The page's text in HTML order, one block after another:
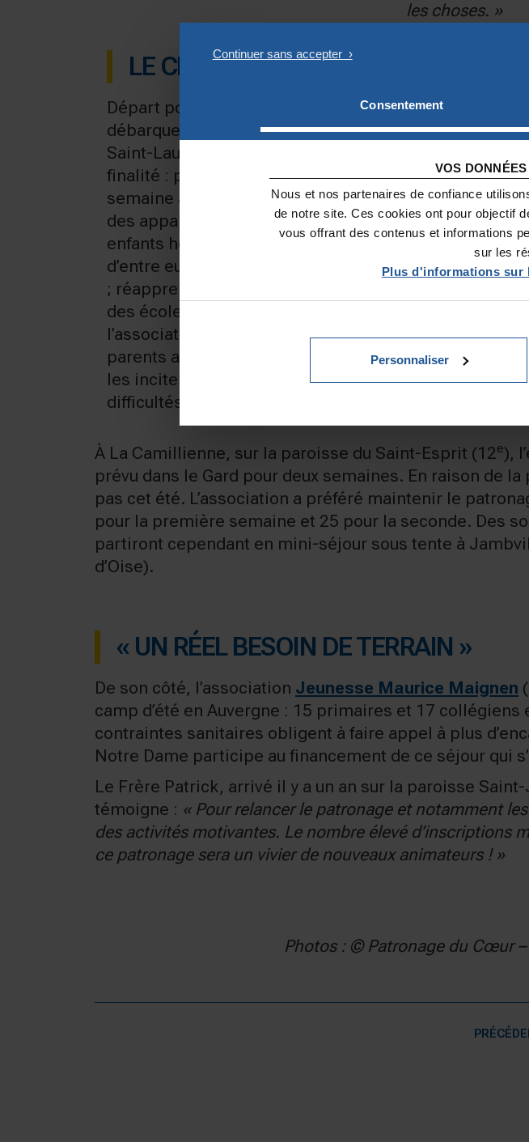
Consentement
VOS
Nous et nos partenaires de confiance
de notre site. Ces cookies ont pour objectif
vous offrant des contenus et informations
sur les
Plus d'informations sur
Personnaliser
les choses. »
LE CHOIX DE LA PROXIMITÉ
Départ pour la Normandie et les plages du
débarquement pour une vingtaine de jeunes de l’ACEL
Saint-Laurent (10
finalité : permettre aux parents de souffler durant une
semaine après les deux mois de confinement dans
des appartements parfois exigus ; emmener les
enfants hors de Paris, au grand air (pour beaucoup
d’entre eux il s’agira de la seule sortie de Paris de l’été)
; réapprendre la vie en collectivité (avec la fermeture
des écoles depuis la mi-mars). La directrice de
l’association a rencontré personnellement tous les
parents afin de bien comprendre leur situation et de
les inciter à inscrire leurs enfants malgré leurs
difficultés financières.
À La Camillienne, sur la paroisse du Saint-Esprit (12e),
prévu dans le Gard pour deux semaines. En raison de
pas cet été. L’association a préféré maintenir le
pour la première semaine et 25 pour la seconde. Des
partiront cependant en mini-séjour sous tente à
d’Oise).
« UN RÉEL BESOIN DE TERRAIN »
De son côté, l’association Jeunesse Maurice Maignen
camp d’été en Auvergne : 15 primaires et 17
contraintes sanitaires obligent à faire appel à plus
Notre Dame participe au financement de ce séjour qui
Le Frère Patrick, arrivé il y a un an sur la paroisse
témoigne : « Pour relancer le patronage et notamment
des activités motivantes. Le nombre élevé d’inscriptions
ce patronage sera un vivier de nouveaux animateurs ! »
Photos : © Patronage du Cœur